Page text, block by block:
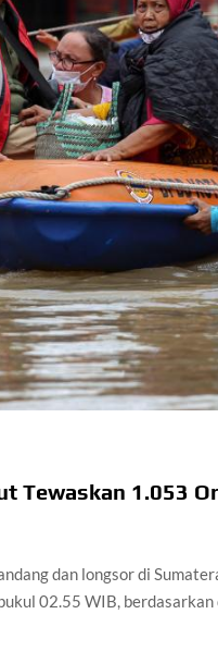
Kaki 2026
Saat Delay
Film Rp18 Triliun
Tewaskan 1.053
dan longsor di
02.55 WIB,